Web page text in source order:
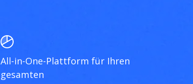
All-in-One-Plattform für Ihren
gesamten